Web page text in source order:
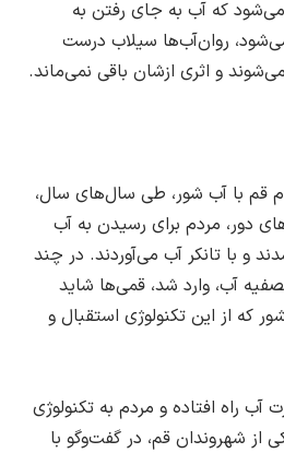
که آب به جای رفتن به
روان‌آب‌ها سیلاب درست
و اثری ازشان باقی نمی‌ماند.
قم با آب شور، ‌طی سال‌های سال،
دور، ‌مردم برای رسیدن به آب
و با تانکر آب می‌آوردند. در چند
آب، ‌وارد شد، ‌قمی‌ها شاید
که از این تکنولوژی استقبال و
راه افتاده و مردم به تکنولوژی
از شهروندان قم، ‌در گفت‌وگو با